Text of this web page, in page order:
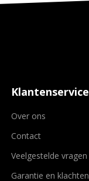
Klantenservice
Over ons
Contact
Veelgestelde vragen
Garantie en klachten